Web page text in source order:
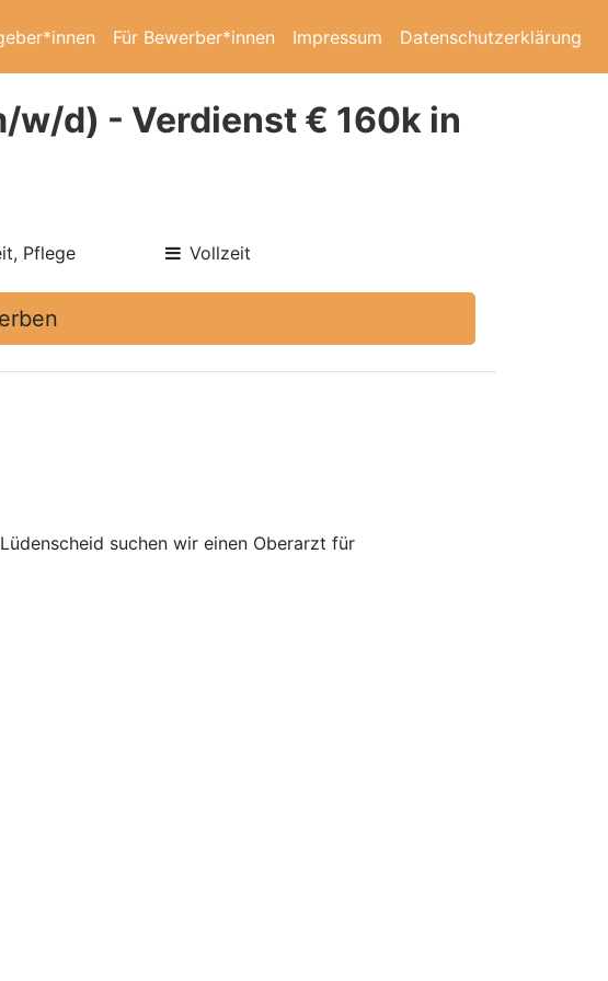
Für Bewerber*innen Impressum Datenschutzerklärung
w/d) - Verdienst € 160k in
Pflege Vollzeit
suchen wir einen Oberarzt für